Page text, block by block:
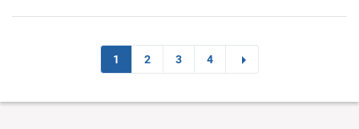
Benefícios
Recomenda esta empresa
1 2 3 4